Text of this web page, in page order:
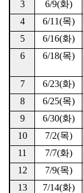
3
6/9(화)
4
6/11(목)
5
6/16(화)
6
6/18(목)
7
6/23(화)
8
6/25(목)
9
6/30(화)
10
7/2(목)
11
7/7(화)
12
7/9(목)
13
7/14(화)